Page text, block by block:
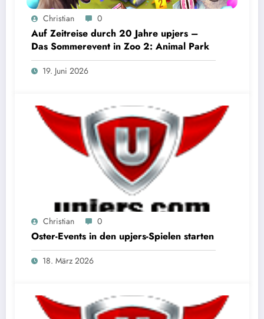
Christian 0
Auf Zeitreise durch 20 Jahre upjers –
Das Sommerevent in Zoo 2: Animal Park
19. Juni 2026
Christian 0
Oster-Events in den upjers-Spielen starten
18. März 2026